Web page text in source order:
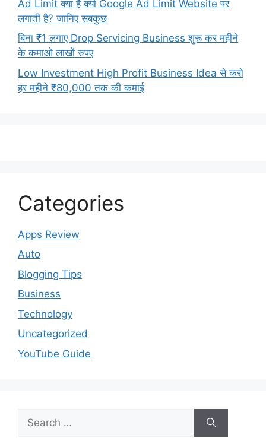
Ad Limit क्या है क्यों Google Ad Limit Website पर
लगाती है? जानिए सबकुछ
बिना ₹1 लगाए Drop Servicing Business शुरू कर महीने
के कमाओ लाखों रुपए
Low Investment High Profit Business Idea से करो
हर महीने ₹80,000 तक की कमाई
Categories
Apps Review
Auto
Blogging Tips
Business
Technology
Uncategorized
YouTube Guide
for: